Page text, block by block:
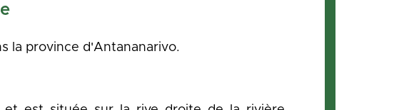
la province d'Antananarivo.